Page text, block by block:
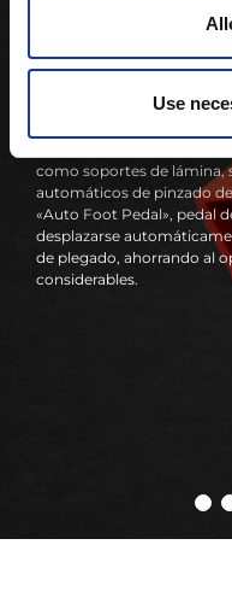
Use
FUNCIONES
rendimiento de la
como soportes de lámina,
automáticos de pinzado
«Auto Foot Pedal», pedal
desplazarse
de plegado, ahorrando al
considerables.